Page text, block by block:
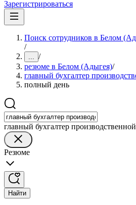
Зарегистрироваться
Поиск сотрудников в Белом
/
... /
резюме в Белом (Адыгея)/
главный бухгалтер
полный день
главный бухгалтер
Резюме
Найти